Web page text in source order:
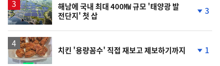
해남에 국내 최대 400㎿ 규모 '태양광 발
전단지' 첫 삽
3
치킨 '용량꼼수' 직접 재보고 제보하기까지 1